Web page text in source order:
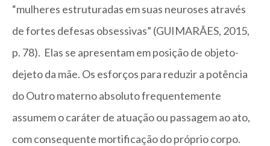
“mulheres estruturadas em suas neuroses através
de fortes defesas obsessivas” (GUIMARÃES, 2015,
p. 78). Elas se apresentam em posição de objeto-
dejeto da mãe. Os esforços para reduzir a potência
do Outro materno absoluto frequentemente
assumem o caráter de atuação ou passagem ao ato,
com consequente mortificação do próprio corpo.